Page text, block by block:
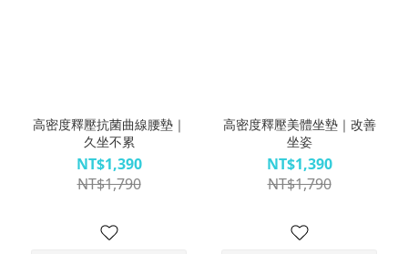
高密度釋壓抗菌曲線腰墊｜
久坐不累
NT$1,390
NT$1,790
高密度釋壓美體坐墊｜改善
坐姿
NT$1,390
NT$1,790